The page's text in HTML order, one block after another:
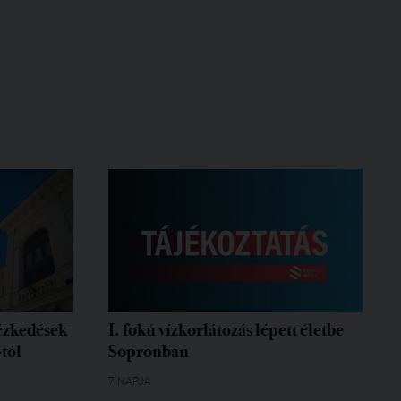
I. fokú vízkorlátozás lépett életbe
Sopronban
7 NAPJA